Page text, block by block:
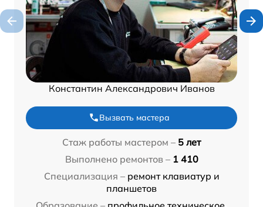
Константин Александрович Иванов
Вызвать мастера
Стаж работы мастером – 5 лет
Выполнено ремонтов – 1 410
Специализация – ремонт клавиатур и
планшетов